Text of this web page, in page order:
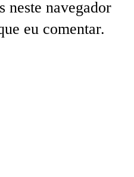
neste navegador
eu comentar.